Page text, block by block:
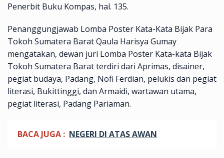
Penerbit Buku Kompas, hal. 135.
Penanggungjawab Lomba Poster Kata-Kata Bijak Para
Tokoh Sumatera Barat Qaula Harisya Gumay
mengatakan, dewan juri Lomba Poster Kata-kata Bijak
Tokoh Sumatera Barat terdiri dari Aprimas, disainer,
pegiat budaya, Padang, Nofi Ferdian, pelukis dan pegiat
literasi, Bukittinggi, dan Armaidi, wartawan utama,
pegiat literasi, Padang Pariaman.
BACA JUGA : NEGERI DI ATAS AWAN